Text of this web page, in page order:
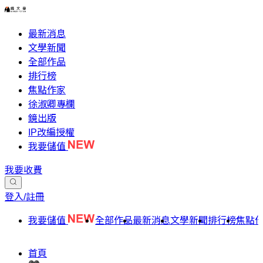
最新消息
文學新聞
全部作品
排行榜
焦點作家
徐淑卿專欄
鏡出版
IP改編授權
我要儲值
我要收費
登入/註冊
我要儲值 全部作品最新消息文學新聞排行榜焦點
首頁